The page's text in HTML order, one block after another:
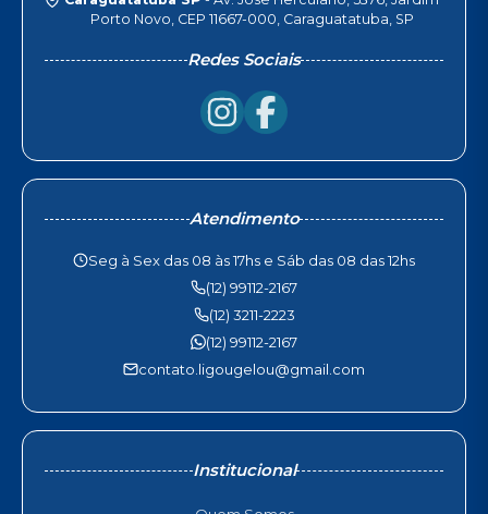
Porto Novo, CEP 11667-000, Caraguatatuba, SP
Redes Sociais
Atendimento
Seg à Sex das 08 às 17hs e Sáb das 08 das 12hs
(12) 99112-2167
(12) 3211-2223
(12) 99112-2167
contato.ligougelou@gmail.com
Institucional